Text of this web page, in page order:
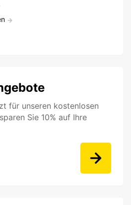
für unseren kostenlosen
Sie 10% auf Ihre